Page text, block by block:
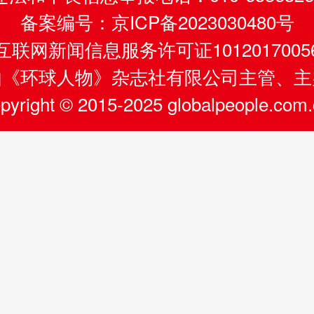
备案编号：京ICP备2023030480号
联网新闻信息服务许可证
环球人物》杂志社有限公司主管、
© 2015-2025